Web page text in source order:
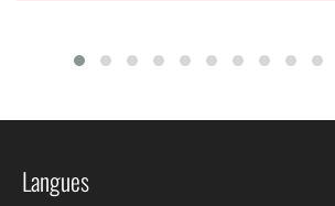
Langues